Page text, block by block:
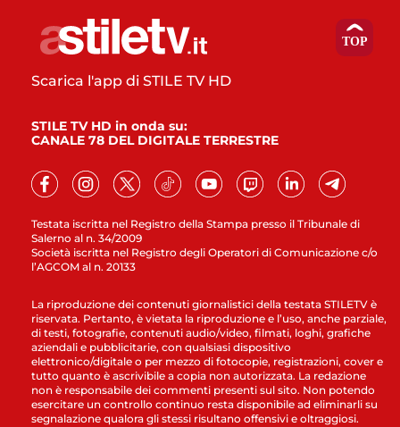
Testata iscritta nel Registro della Stampa presso il Tribunale di
Salerno al n. 34/2009
Società iscritta nel Registro degli Operatori di Comunicazione c/o
l’AGCOM al n. 20133
Scarica l'app di STILE TV HD
STILE TV HD in onda su:
CANALE 78 DEL DIGITALE TERRESTRE
La riproduzione dei contenuti giornalistici della testata STILETV è
riservata. Pertanto, è vietata la riproduzione e l’uso, anche parziale,
di testi, fotografie, contenuti audio/video, filmati, loghi, grafiche
aziendali e pubblicitarie, con qualsiasi dispositivo
elettronico/digitale o per mezzo di fotocopie, registrazioni, cover e
tutto quanto è ascrivibile a copia non autorizzata. La redazione
non è responsabile dei commenti presenti sul sito. Non potendo
esercitare un controllo continuo resta disponibile ad eliminarli su
segnalazione qualora gli stessi risultano offensivi e oltraggiosi.